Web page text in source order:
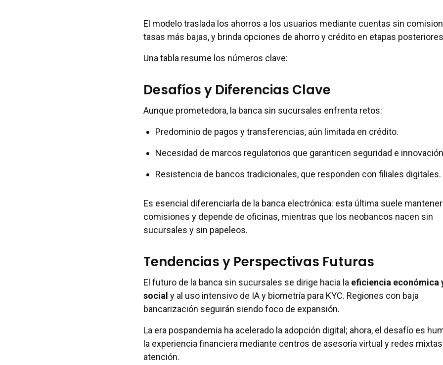
El modelo traslada los ahorros a los usuarios mediante cuentas sin
tasas más bajas, y brinda opciones de ahorro y crédito en etapas
Una tabla resume los números clave:
Desafíos y Diferencias Clave
Aunque prometedora, la banca sin sucursales enfrenta retos:
Predominio de pagos y transferencias, aún limitada en crédito.
Necesidad de marcos regulatorios que garanticen seguridad e
Resistencia de bancos tradicionales, que responden con filiales digitales.
Es esencial diferenciarla de la banca electrónica: esta última suele mantener
comisiones y depende de oficinas, mientras que los neobancos nacen sin
sucursales y sin papeleos.
Tendencias y Perspectivas Futuras
El futuro de la banca sin sucursales se dirige hacia la eficiencia económica
social y al uso intensivo de IA y biometría para KYC. Regiones con baja
bancarización seguirán siendo foco de expansión.
La era pospandemia ha acelerado la adopción digital; ahora, el desafío es
la experiencia financiera mediante centros de asesoría virtual y redes
atención.